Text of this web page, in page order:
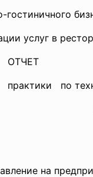
в
по
группа
на